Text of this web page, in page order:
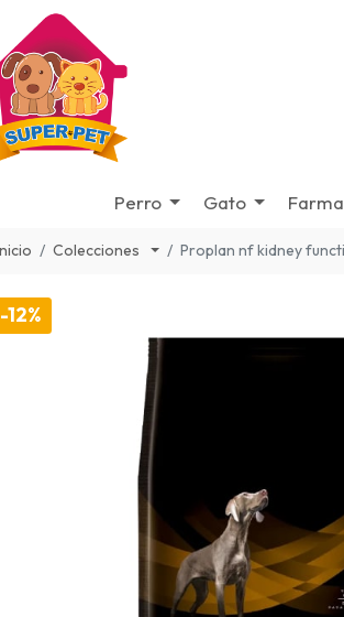
Perro Gato
Colecciones Proplan nf kidney
-12%